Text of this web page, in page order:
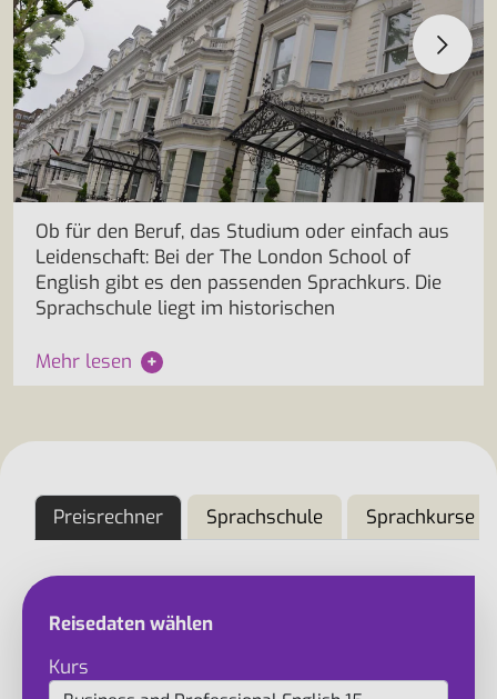
Ob für den Beruf, das Studium oder einfach aus
Leidenschaft: Bei der The London School of
English gibt es den passenden Sprachkurs. Die
Sprachschule liegt im historischen
Mehr lesen +
Preisrechner Sprachschule Sprachkurse
Reisedaten wählen
Kurs